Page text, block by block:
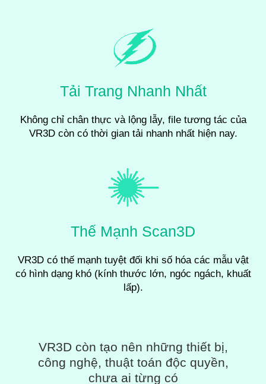
Tải Trang Nhanh Nhất
Không chỉ chân thực và lộng lẫy, file tương tác của
VR3D còn có thời gian tải nhanh nhất hiện nay.
Thế Mạnh Scan3D
VR3D có thế mạnh tuyệt đối khi số hóa các mẫu vật
có hình dạng khó (kính thước lớn, ngóc ngách, khuất
lấp).
VR3D còn tạo nên những thiết bị,
công nghệ, thuật toán độc quyền,
chưa ai từng có